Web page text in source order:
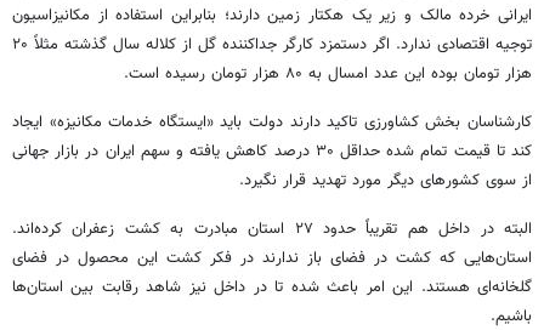
ایرانی خرده مالک و زیر یک هکتار زمین دارند؛ بنابراین استفاده از مکانیزاسیون
توجیه اقتصادی ندارد. اگر دستمزد کارگر جداکننده گل از کلاله سال گذشته مثلاً ۲۰
هزار تومان بوده این عدد امسال به ۸۰ هزار تومان رسیده است.
کارشناسان بخش کشاورزی تاکید دارند دولت باید «ایستگاه خدمات مکانیزه» ایجاد
کند تا قیمت تمام شده حداقل ۳۰ درصد کاهش یافته و سهم ایران در بازار جهانی
از سوی کشورهای دیگر مورد تهدید قرار نگیرد.
البته در داخل هم تقریباً حدود ۲۷ استان مبادرت به کشت زعفران کرده‌اند.
استان‌هایی که کشت در فضای باز ندارند در فکر کشت این محصول در فضای
گلخانه‌ای هستند. این امر باعث شده تا در داخل نیز شاهد رقابت بین استان‌ها
باشیم.